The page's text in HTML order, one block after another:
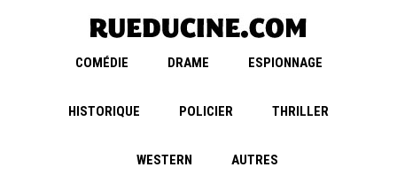
COMÉDIE DRAME ESPIONNAGE
HISTORIQUE POLICIER THRILLER
WESTERN AUTRES